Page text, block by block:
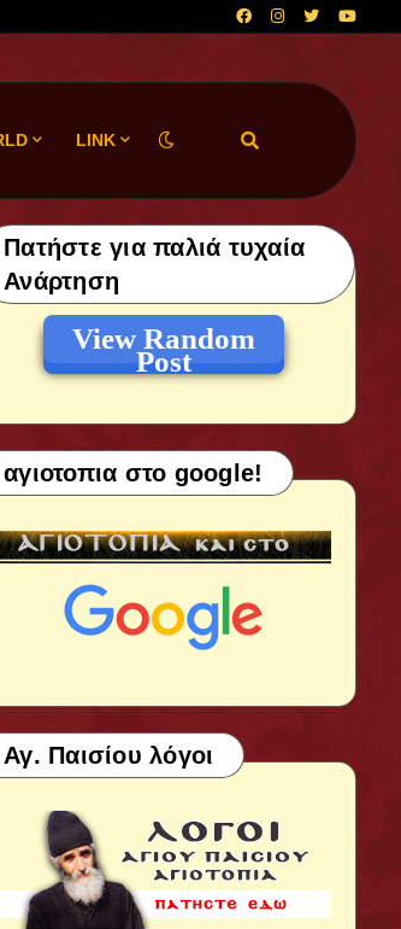
LINK
Πατήστε για παλιά τυχαία
Ανάρτηση
View Random
Post
αγιοτοπια στο google!
Αγ. Παισίου λόγοι